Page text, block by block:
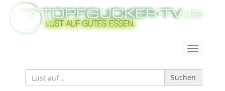
Suchen